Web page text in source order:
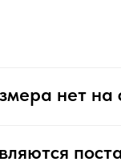
нет на